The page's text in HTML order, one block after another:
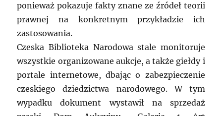
ponieważ pokazuje fakty znane ze źródeł teorii
prawnej na konkretnym przykładzie ich
zastosowania.
Czeska Biblioteka Narodowa stale monitoruje
wszystkie organizowane aukcje, a także giełdy i
portale internetowe, dbając o zabezpieczenie
czeskiego dziedzictwa narodowego. W tym
wypadku dokument wystawił na sprzedaż